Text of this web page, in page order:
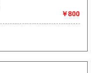
￥800